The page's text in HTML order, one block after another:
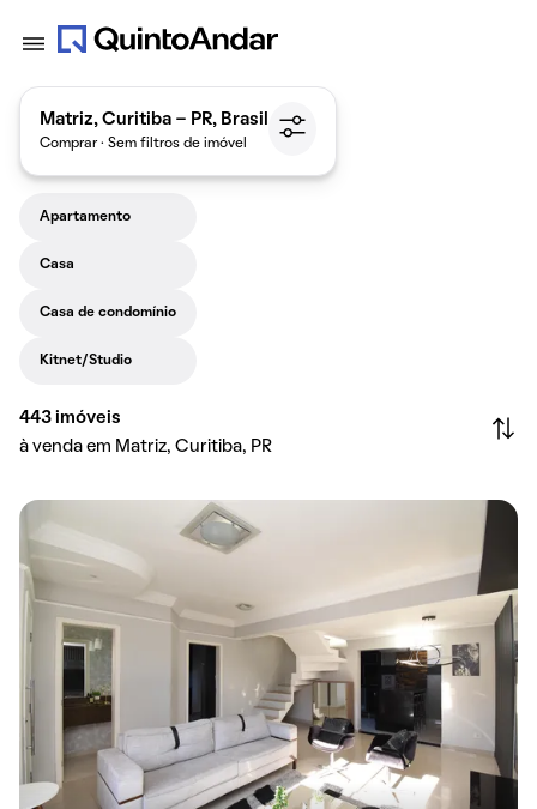
Matriz, Curitiba - PR, Brasil
Comprar · Sem filtros de imóvel
Apartamento
Casa
Casa de condomínio
Kitnet/Studio
443 imóveis
à venda em Matriz, Curitiba, PR